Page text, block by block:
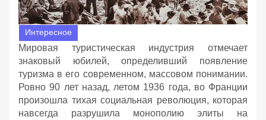
Интересное
Мировая туристическая индустрия отмечает
знаковый юбилей, определивший появление
туризма в его современном, массовом понимании.
Ровно 90 лет назад, летом 1936 года, во Франции
произошла тихая социальная революция, которая
навсегда разрушила монополию элиты на